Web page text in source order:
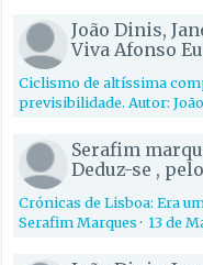
João Dinis,
Viva Afonso
Ciclismo de altíssima
previsibilidade. Autor:
Serafim
Deduz-se ,
Crónicas de Lisboa: Era
Serafim Marques·13 de